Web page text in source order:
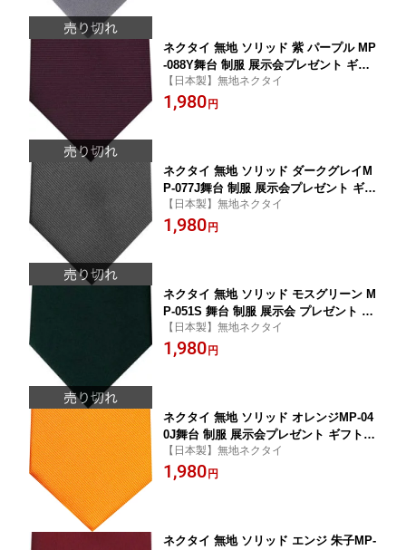
ネクタイ 無地 ソリッド 紫 パープル MP
-088Y舞台 制服 展示会プレゼント ギフ
ト 贈り物
【日本製】無地ネクタイ
1,980 円
ネクタイ 無地 ソリッド ダークグレイM
P-077J舞台 制服 展示会プレゼント ギフ
ト 贈り物
【日本製】無地ネクタイ
1,980 円
ネクタイ 無地 ソリッド モスグリーン M
P-051S 舞台 制服 展示会 プレゼント ギ
フト 贈り物
【日本製】無地ネクタイ
1,980 円
ネクタイ 無地 ソリッド オレンジMP-04
0J舞台 制服 展示会プレゼント ギフト
贈り物
【日本製】無地ネクタイ
1,980 円
ネクタイ 無地 ソリッド エンジ 朱子MP-